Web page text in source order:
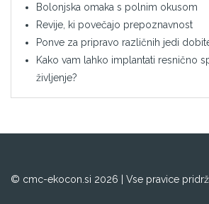
Bolonjska omaka s polnim okusom
Revije, ki povečajo prepoznavnost
Ponve za pripravo različnih jedi
Kako vam lahko implantati resnično
življenje?
© cmc-ekocon.si 2026 | Vse pravice